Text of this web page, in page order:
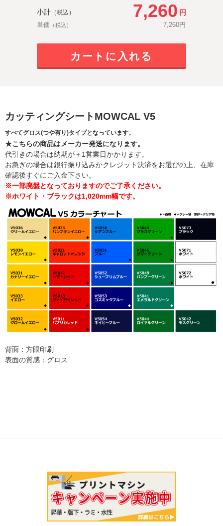
カッティングシートMOWCAL V5
すべてグロス(つや有り)タイプとなっています。
★こちらの商品はメーカー発送になります。
代引きの場合は納期が＋1営業日かかります。
お急ぎの場合は銀行振り込みかクレジット決済をお選びの上、在庫
確認後すぐにご入金下さい。
※一部廃盤となっておりますのでご了承ください。
※ホワイト・ブラックは1,020mm幅です。
背面：方眼印刷
表面の質感：グロス
小計 （税込） 7,260 円
単価 （税込） 7,260円
カートに入れる